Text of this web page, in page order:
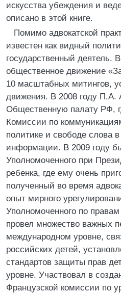
искусства убеждения и
описано в этой книге.
Помимо адвокатской
известен как видный
государственный деятель.
общественное движение
10 масштабных митингов,
движения. В 2008 году П.А.
Общественную палату РФ,
Комиссии по
политике и свободе слова
информации. В 2009 году
Уполномоченного при
ребенка, где ему очень
полученный во время
опыт мирного
Уполномоченного по
провел множество важных
международном уровне,
российских детей,
стандартов защиты прав
уровне. Участвовал в
Французской комиссии по